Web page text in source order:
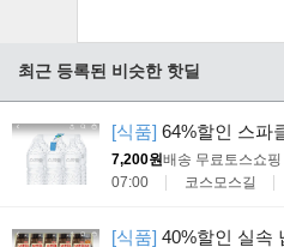
최근 등록된 비슷한 핫딜
[식품] 64%할인 스파
7,200원배송 무료 토스쇼핑
07:00
코스모스길
[식품] 40%할인 실속